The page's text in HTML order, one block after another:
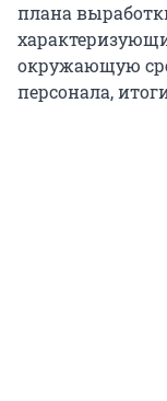
плана
окружающую
персонала,